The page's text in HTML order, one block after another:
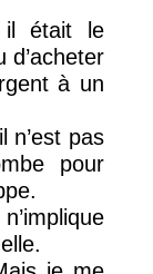
il était le
d’acheter
à un
n’est pas
pour